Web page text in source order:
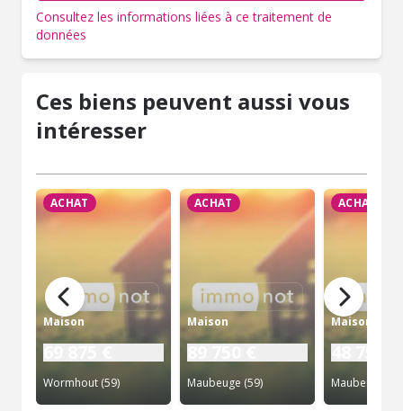
Consultez les informations liées à ce traitement de
données
Ces biens peuvent aussi vous
intéresser
ACHAT
Maison
Wormhout (59)
ACHAT
Maison
Maubeuge (59)
ACHAT
Maison
Maubeuge